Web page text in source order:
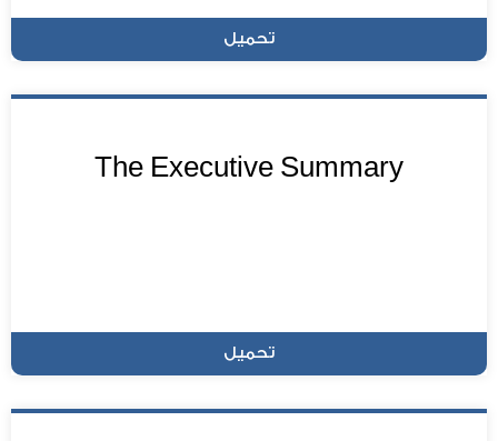
تحميل
The Executive Summary
تحميل